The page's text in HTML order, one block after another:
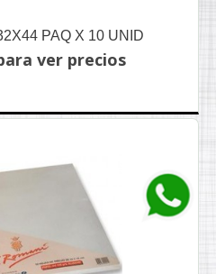
PAQ X 10 UNID
ver precios